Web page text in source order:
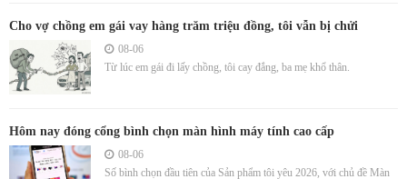
Cho vợ chồng em gái vay hàng trăm triệu đồng, tôi vẫn bị chửi
08-06
Từ lúc em gái đi lấy chồng, tôi cay đắng, ba mẹ khổ thân.
Hôm nay đóng cổng bình chọn màn hình máy tính cao cấp
08-06
Số bình chọn đầu tiên của Sản phẩm tôi yêu 2026, với chủ đề Màn